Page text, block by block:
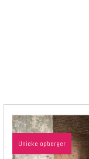
Unieke opberger